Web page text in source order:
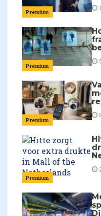
Premium
Premium
Premium
Premium